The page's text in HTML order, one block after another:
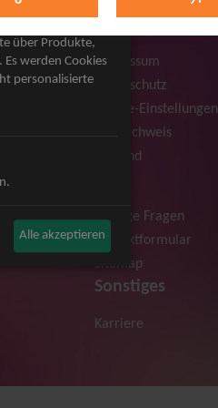
AGB
Impressum
Datenschutz
Cookie-Einstellungen
Bildnachweis
Versand
Häufige Fragen
Kontaktformular
Sitemap
Sonstiges
Karriere
über Produkte,
werden Cookies
personalisierte
Alle akzeptieren